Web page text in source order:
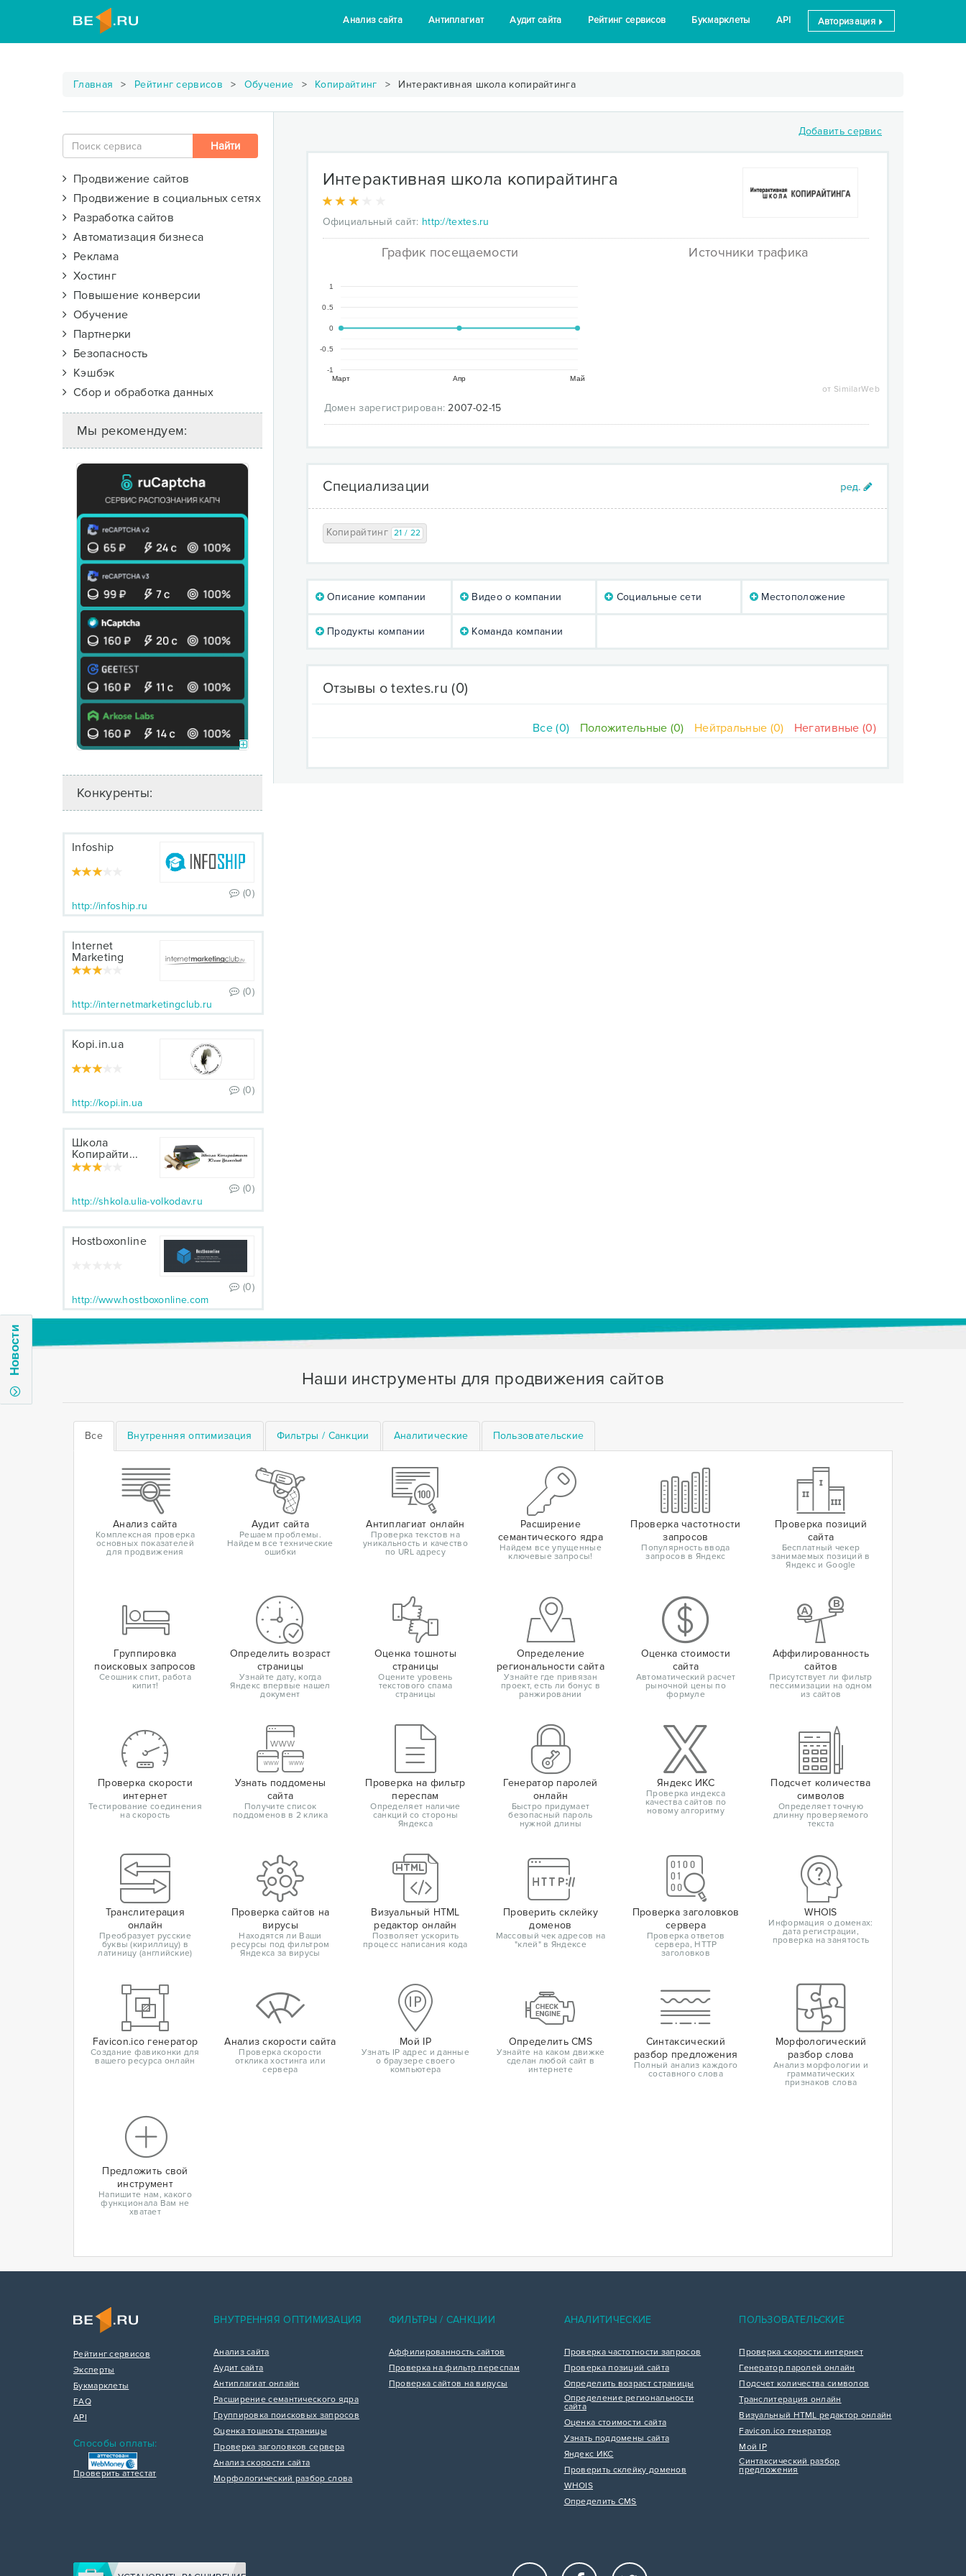
Анализ сайта Антиплагиат Аудит сайта Рейтинг сервисов Букмарклеты API Авторизация
Новости
Главная Рейтинг сервисов Обучение Копирайтинг Интерактивная школа копирайтинга
Продвижение сайтов
Продвижение в социальных сетях
Разработка сайтов
Автоматизация бизнеса
Реклама
Хостинг
Повышение конверсии
Обучение
Партнерки
Безопасность
Кэшбэк
Сбор и обработка данных
Мы рекомендуем:
Конкуренты:
Infoship
(0)
http://infoship.ru
Internet
Marketing
Club
(0)
http://internetmarketingclub.ru
Kopi.in.ua
(0)
http://kopi.in.ua
Школа
Копирайти...
(0)
http://shkola.ulia-volkodav.ru
Hostboxonline
(0)
http://www.hostboxonline.com
Добавить сервис
Интерактивная школа копирайтинга
Официальный сайт: http://textes.ru
График посещаемости
Март Апр Май
-1
-0.5
0
0.5
1
Источники трафика
от SimilarWeb
Домен зарегистрирован: 2007-02-15
Специализации
Копирайтинг 21 / 22
Описание компании Видео о компании Социальные сети Местоположение
Продукты компании Команда компании
Отзывы о textes.ru (0)
Все (0) Положительные (0) Нейтральные (0) Негативные (0)
Наши инструменты для продвижения сайтов
Все Внутренняя оптимизация Фильтры / Санкции Аналитические Пользовательские
Анализ сайта
Комплексная проверка
основных показателей
для продвижения
Аудит сайта
Решаем проблемы.
Найдем все технические
ошибки
Антиплагиат онлайн
Проверка текстов на
уникальность и качество
по URL адресу
Расширение
семантического ядра
Найдем все упущенные
ключевые запросы!
Проверка частотности
запросов
Популярность ввода
запросов в Яндекс
Проверка позиций
сайта
Бесплатный чекер
занимаемых позиций в
Яндекс и Google
Группировка
поисковых запросов
Сеошник спит, работа
кипит!
Определить возраст
страницы
Узнайте дату, когда
Яндекс впервые нашел
документ
Оценка тошноты
страницы
Оцените уровень
текстового спама
страницы
Определение
региональности сайта
Узнайте где привязан
проект, есть ли бонус в
ранжировании
Оценка стоимости
сайта
Автоматический расчет
рыночной цены по
формуле
Аффилированность
сайтов
Присутствует ли фильтр
пессимизации на одном
из сайтов
Проверка скорости
интернет
Тестирование соединения
на скорость
Узнать поддомены
сайта
Получите список
поддоменов в 2 клика
Проверка на фильтр
переспам
Определяет наличие
санкций со стороны
Яндекса
Генератор паролей
онлайн
Быстро придумает
безопасный пароль
нужной длины
Яндекс ИКС
Проверка индекса
качества сайтов по
новому алгоритму
Подсчет количества
символов
Определяет точную
длинну проверяемого
текста
Транслитерация
онлайн
Преобразует русские
буквы (кириллицу) в
латиницу (английские)
Проверка сайтов на
вирусы
Находятся ли Ваши
ресурсы под фильтром
Яндекса за вирусы
Визуальный HTML
редактор онлайн
Позволяет ускорить
процесс написания кода
Проверить склейку
доменов
Массовый чек адресов на
"клей" в Яндексе
Проверка заголовков
сервера
Проверка ответов
сервера, HTTP
заголовков
WHOIS
Информация о доменах:
дата регистрации,
проверка на занятость
Favicon.ico генератор
Создание фавиконки для
вашего ресурса онлайн
Анализ скорости сайта
Проверка скорости
отклика хостинга или
сервера
Мой IP
Узнать IP адрес и данные
о браузере своего
компьютера
Определить CMS
Узнайте на каком движке
сделан любой сайт в
интернете
Синтаксический
разбор предложения
Полный анализ каждого
составного слова
Морфологический
разбор слова
Анализ морфологии и
грамматических
признаков слова
Предложить свой
инструмент
Напишите нам, какого
функционала Вам не
хватает
Рейтинг сервисов
Эксперты
Букмарклеты
FAQ
API
Способы оплаты:
Проверить аттестат
ВНУТРЕННЯЯ ОПТИМИЗАЦИЯ
Анализ сайта
Аудит сайта
Антиплагиат онлайн
Расширение семантического ядра
Группировка поисковых запросов
Оценка тошноты страницы
Проверка заголовков сервера
Анализ скорости сайта
Морфологический разбор слова
ФИЛЬТРЫ / САНКЦИИ
Аффилированность сайтов
Проверка на фильтр переспам
Проверка сайтов на вирусы
АНАЛИТИЧЕСКИЕ
Проверка частотности запросов
Проверка позиций сайта
Определить возраст страницы
Определение региональности
сайта
Оценка стоимости сайта
Узнать поддомены сайта
Яндекс ИКС
Проверить склейку доменов
WHOIS
Определить CMS
ПОЛЬЗОВАТЕЛЬСКИЕ
Проверка скорости интернет
Генератор паролей онлайн
Подсчет количества символов
Транслитерация онлайн
Визуальный HTML редактор онлайн
Favicon.ico генератор
Мой IP
Синтаксический разбор
предложения